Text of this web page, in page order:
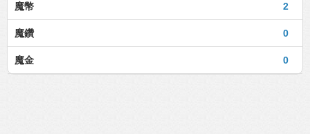
2
魔幣
0
魔鑽
0
魔金